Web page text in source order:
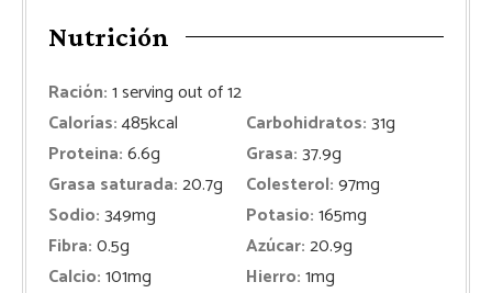
Nutrición
Ración:1serving out of 12
Calorías:485kcal Carbohidratos:31g
Proteina:6.6g Grasa:37.9g
Grasa saturada:20.7g Colesterol:97mg
Sodio:349mg Potasio:165mg
Fibra:0.5g Azúcar:20.9g
Calcio:101mg Hierro:1mg